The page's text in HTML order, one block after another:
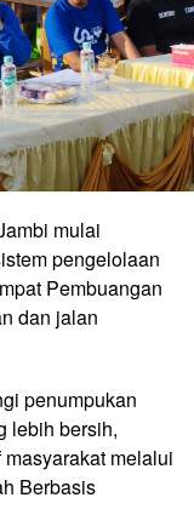
mulai
pengelolaan
Pembuangan
dan jalan
penumpukan
lebih bersih,
melalui
Berbasis